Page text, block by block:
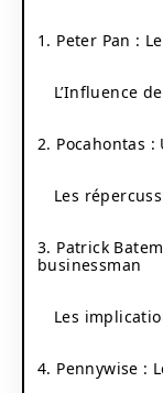
1. Peter Pan :
L’Influence
2. Pocahontas
Les
3. Patrick
businessman
Les
4. Pennywise :